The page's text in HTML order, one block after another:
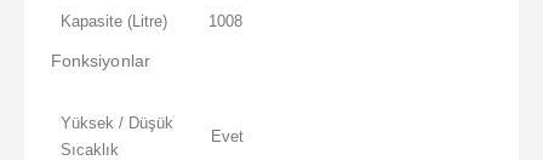
Kapasite (Litre) 1008
Fonksiyonlar
Yüksek / Düşük
Sıcaklık
Evet